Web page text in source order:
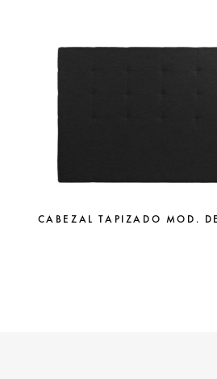
CABEZAL TAPIZADO MOD.